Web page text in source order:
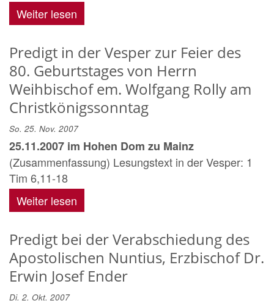
Weiter lesen
Predigt in der Vesper zur Feier des
80. Geburtstages von Herrn
Weihbischof em. Wolfgang Rolly am
Christkönigssonntag
So. 25. Nov. 2007
25.11.2007 im Hohen Dom zu Mainz
(Zusammenfassung) Lesungstext in der Vesper: 1
Tim 6,11-18
Weiter lesen
Predigt bei der Verabschiedung des
Apostolischen Nuntius, Erzbischof Dr.
Erwin Josef Ender
Di. 2. Okt. 2007